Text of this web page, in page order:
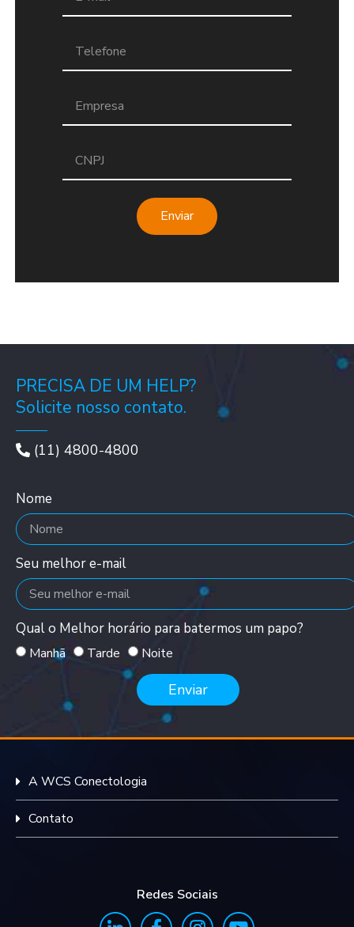
Enviar
PRECISA DE UM HELP?
Solicite nosso contato.
(11) 4800-4800
Nome
Seu melhor e-mail
Qual o Melhor horário para batermos um papo?
Manhã Tarde Noite
Enviar
A WCS Conectologia
Contato
Redes Sociais